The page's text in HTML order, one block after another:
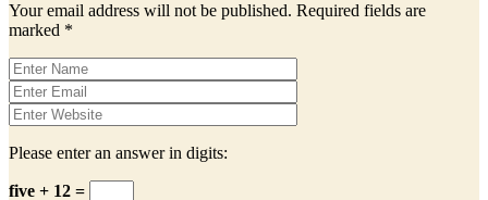
Your email address will not be published. Required fields are
marked *
Please enter an answer in digits:
five + 12 =